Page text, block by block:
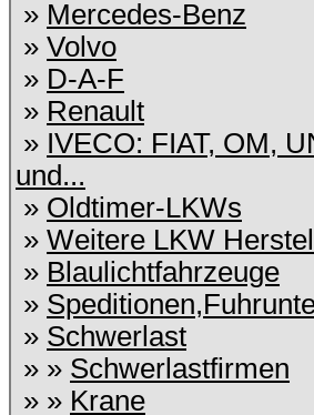
» Mercedes-Benz
» Volvo
» D-A-F
» Renault
» IVECO: FIAT, OM,
und...
» Oldtimer-LKWs
» Weitere LKW
» Blaulichtfahrzeuge
»
» Schwerlast
» » Schwerlastfirmen
» » Krane